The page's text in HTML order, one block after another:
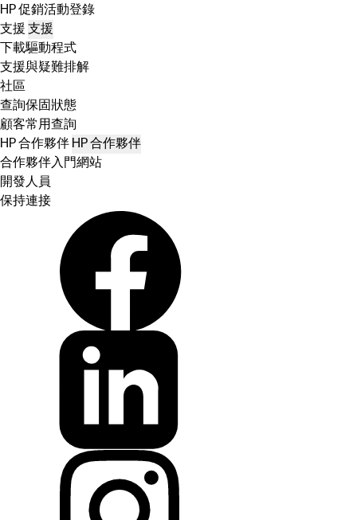
HP 促銷活動登錄
支援 支援
下載驅動程式
支援與疑難排解
社區
查詢保固狀態
顧客常用查詢
HP 合作夥伴 HP 合作夥伴
合作夥伴入門網站
開發人員
保持連接